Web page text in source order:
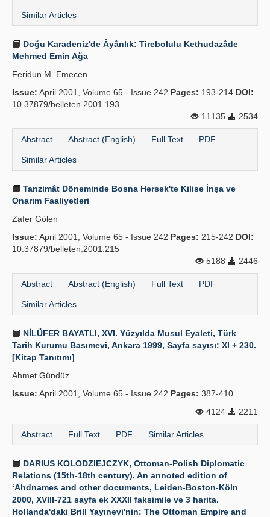
Similar Articles
Doğu Karadeniz'de Âyânlık: Tirebolulu Kethudazâde
Mehmed Emin Ağa
Feridun M. Emecen
Issue: April 2001, Volume 65 - Issue 242 Pages: 193-214 DOI:
10.37879/belleten.2001.193
11135
2534
Abstract Abstract (English) Full Text PDF
Similar Articles
Tanzimât Döneminde Bosna Hersek'te Kilise İnşa ve
Onarım Faaliyetleri
Zafer Gölen
Issue: April 2001, Volume 65 - Issue 242 Pages: 215-242 DOI:
10.37879/belleten.2001.215
5188
2446
Abstract Abstract (English) Full Text PDF
Similar Articles
NİLÜFER BAYATLI, XVI. Yüzyılda Musul Eyaleti, Türk
Tarih Kurumu Basımevi, Ankara 1999, Sayfa sayısı: XI + 230.
[Kitap Tanıtımı]
Ahmet Gündüz
Issue: April 2001, Volume 65 - Issue 242 Pages: 387-410
4124
2211
Abstract Full Text PDF Similar Articles
DARIUS KOLODZIEJCZYK, Ottoman-Polish Diplomatic
Relations (15th-18th century). An annoted edition of
‘Ahdnames and other documents, Leiden-Boston-Köln
2000, XVIII-721 sayfa ek XXXII faksimile ve 3 harita.
Hollanda'daki Brill Yayınevi'nin: The Ottoman Empire and